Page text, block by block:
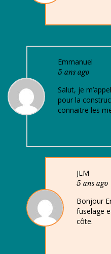
Emmanuel
5 ans ago
Salut, je
pour la
connaitre les
JLM
5 ans ago
Bonjour
fuselage
côte.